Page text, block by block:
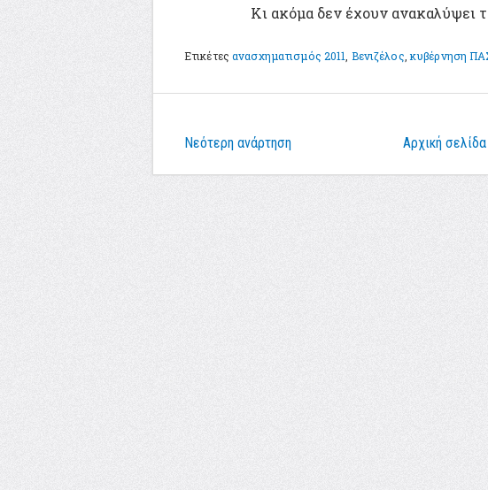
Κι ακόμα δεν έχουν ανακαλύψει
Ετικέτεςανασχηματισμός 2011 Βενιζέλος ,κυβέρνηση
Νεότερη ανάρτηση Αρχική σελίδα